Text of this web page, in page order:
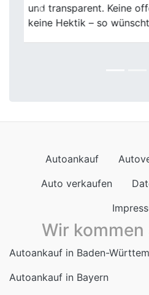
Autoankauf war
Mitarbeiter waren sehr
Previous
Autoankauf
Auto verkaufen
Wir
Autoankauf in Baden-
Autoankauf in Bayern